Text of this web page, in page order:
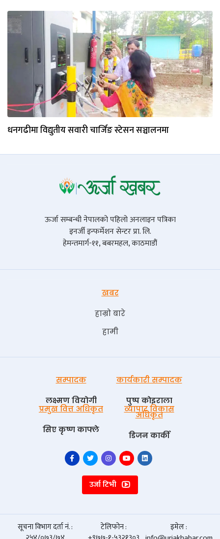
धनगढीमा विद्युतीय सवारी चार्जिङ स्टेसन सञ्चालनमा
ऊर्जा सम्बन्धी नेपालको पहिलो अनलाइन पत्रिका
इनर्जी इन्फर्मेशन सेन्टर प्रा. लि.
हेमन्तमार्ग-११, बबरमहल, काठमाडौं
खबर
हाम्रो बारे
हामी
सम्पादक
लक्ष्मण वियोगी
कार्यकारी सम्पादक
पुष्प काेइराला
प्रमुख वित्त अधिकृत
सिए कृष्ण काफ्ले
व्यापार विकास
अधिकृत
डिजन कार्की
उर्जा टिभी
सूचना विभाग दर्ता नं. :
टेलिफोन :
इमेल :